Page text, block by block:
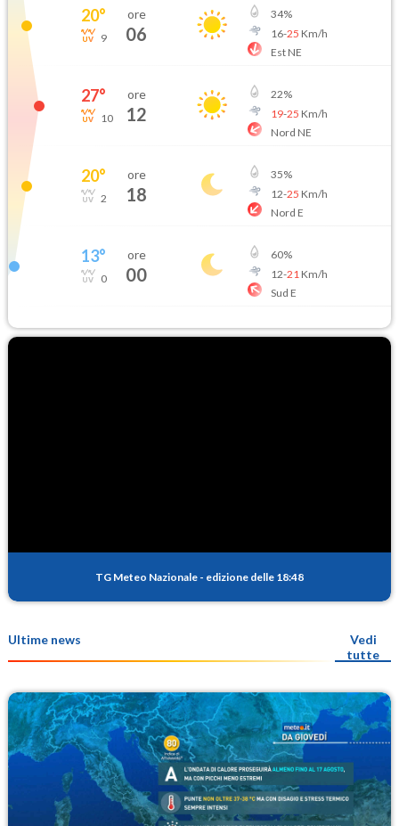
20°
9
ore
06
34%
16-25 Km/h
Est NE
27°
10
ore
12
22%
19-25 Km/h
Nord NE
20°
2
ore
18
35%
12-25 Km/h
Nord E
13°
0
ore
00
60%
12-21 Km/h
Sud E
TG Meteo Nazionale - edizione delle 18:48
Ultime news
Vedi
tutte